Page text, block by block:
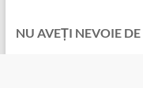
NU AVEȚI NEVOIE